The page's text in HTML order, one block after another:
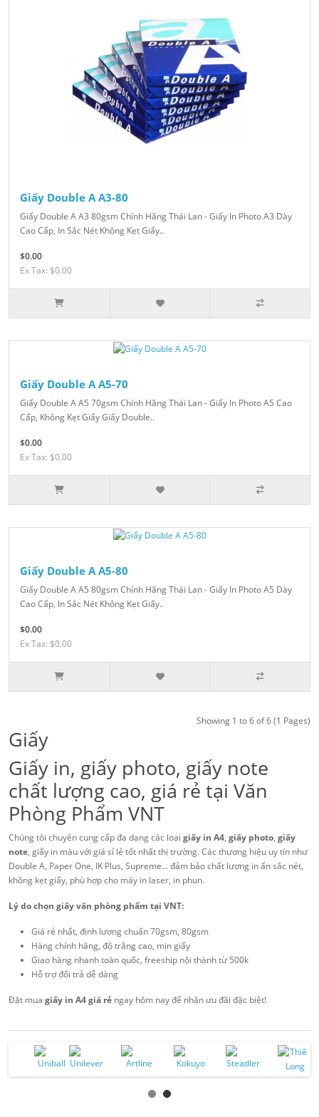
Giấy Double A A3-80
Giấy Double A A3 80gsm Chính Hãng Thái Lan - Giấy In Photo A3 Dày
Cao Cấp, In Sắc Nét Không Kẹt Giấy..
$0.00
Ex Tax: $0.00
Giấy Double A A5-70
Giấy Double A A5 70gsm Chính Hãng Thái Lan - Giấy In Photo A5 Cao
Cấp, Không Kẹt Giấy Giấy Double..
$0.00
Ex Tax: $0.00
Giấy Double A A5-80
Giấy Double A A5 80gsm Chính Hãng Thái Lan - Giấy In Photo A5 Dày
Cao Cấp, In Sắc Nét Không Kẹt Giấy..
$0.00
Ex Tax: $0.00
Showing 1 to 6 of 6 (1 Pages)
Giấy
Giấy in, giấy photo, giấy note
chất lượng cao, giá rẻ tại Văn
Phòng Phẩm VNT
Chúng tôi chuyên cung cấp đa dạng các loại giấy in A4, giấy photo, giấy
note, giấy in màu với giá sỉ lẻ tốt nhất thị trường. Các thương hiệu uy tín như
Double A, Paper One, IK Plus, Supreme... đảm bảo chất lượng in ấn sắc nét,
không kẹt giấy, phù hợp cho máy in laser, in phun.
Lý do chọn giấy văn phòng phẩm tại VNT:
Giá rẻ nhất, định lượng chuẩn 70gsm, 80gsm
Hàng chính hãng, độ trắng cao, mịn giấy
Giao hàng nhanh toàn quốc, freeship nội thành từ 500k
Hỗ trợ đổi trả dễ dàng
Đặt mua giấy in A4 giá rẻ ngay hôm nay để nhận ưu đãi đặc biệt!